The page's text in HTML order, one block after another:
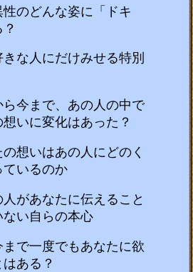
のどんな姿に「ドキ
な人にだけみせる特別
ら今まで、あの人の中で
いに変化はあった？
想いはあの人にどのく
ているのか
人があなたに伝えること
ない自らの本心
まで一度でもあなたに欲
ある？